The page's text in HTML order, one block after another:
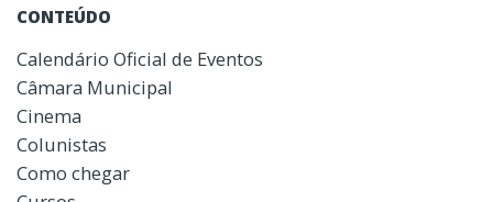
CONTEÚDO
Calendário Oficial de Eventos
Câmara Municipal
Cinema
Colunistas
Como chegar